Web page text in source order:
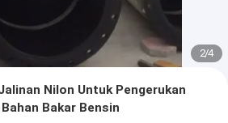
2/4
Nilon Untuk Pengerukan
Bakar Bensin